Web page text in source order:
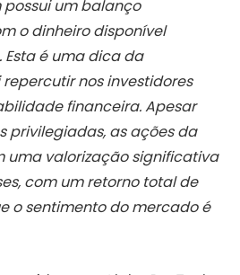
um balanço
o dinheiro disponível
é uma dica da
nos investidores
financeira. Apesar
privilegiadas, as ações da
uma valorização significativa
com um retorno total de
o sentimento do mercado é